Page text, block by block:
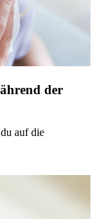
der
auf die